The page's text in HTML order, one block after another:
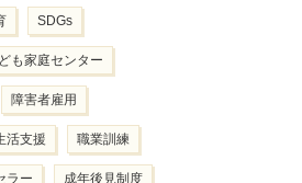
SDGs
も家庭センター
障害者雇用
活支援 職業訓練
ラー 成年後見制度